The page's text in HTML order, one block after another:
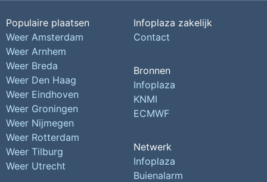
Populaire plaatsen
Weer Amsterdam
Weer Arnhem
Weer Breda
Weer Den Haag
Weer Eindhoven
Weer Groningen
Weer Nijmegen
Weer Rotterdam
Weer Tilburg
Weer Utrecht
Infoplaza zakelijk
Contact
Bronnen
Infoplaza
KNMI
ECMWF
Netwerk
Infoplaza
Buienalarm